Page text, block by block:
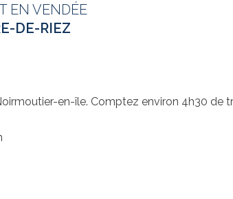
EN VENDÉE
DE-RIEZ
en-île. Comptez environ 4h30 de